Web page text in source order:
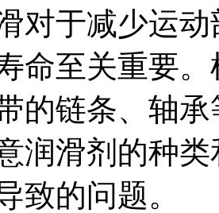
对于减少运
命至关重要
的链条、轴
润滑剂的种
致的问题。